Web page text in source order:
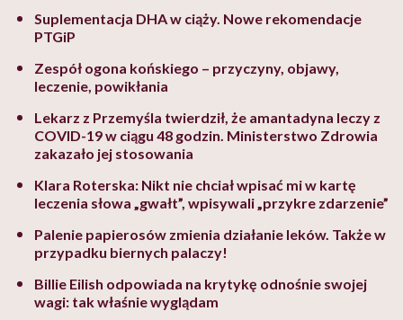
Suplementacja DHA w ciąży. Nowe rekomendacje
PTGiP
Zespół ogona końskiego – przyczyny, objawy,
leczenie, powikłania
Lekarz z Przemyśla twierdził, że amantadyna leczy z
COVID-19 w ciągu 48 godzin. Ministerstwo Zdrowia
zakazało jej stosowania
Klara Roterska: Nikt nie chciał wpisać mi w kartę
leczenia słowa „gwałt”, wpisywali „przykre zdarzenie”
Palenie papierosów zmienia działanie leków. Także w
przypadku biernych palaczy!
Billie Eilish odpowiada na krytykę odnośnie swojej
wagi: tak właśnie wyglądam